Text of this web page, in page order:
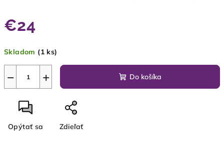
€24
cena:
Skladom (1 ks)
+
− Do košíka
Opýtať sa Zdieľať